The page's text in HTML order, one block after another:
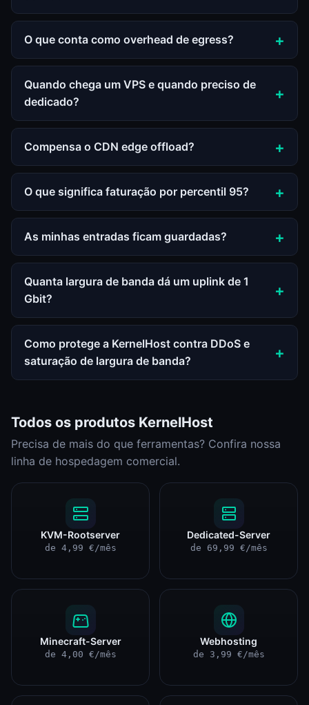
O que conta como overhead de egress?
Quando chega um VPS e quando preciso de
dedicado?
Compensa o CDN edge offload?
O que significa faturação por percentil 95?
As minhas entradas ficam guardadas?
Quanta largura de banda dá um uplink de 1
Gbit?
Como protege a KernelHost contra DDoS e
saturação de largura de banda?
Todos os produtos KernelHost
Precisa de mais do que ferramentas? Confira nossa
linha de hospedagem comercial.
KVM-Rootserver
de 4,99 €/mês
Dedicated-Server
de 69,99 €/mês
Minecraft-Server
de 4,00 €/mês
Webhosting
de 3,99 €/mês